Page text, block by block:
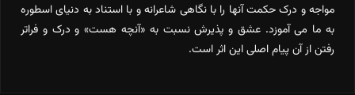
مواجه و درک حکمت آنها را با نگاهی شاعرانه و با استناد به دنیای اسطوره
به ما می آموزد. عشق و پذیرش نسبت به «آنچه هست» و درک و فراتر
رفتن از آن پیام اصلی این اثر است.